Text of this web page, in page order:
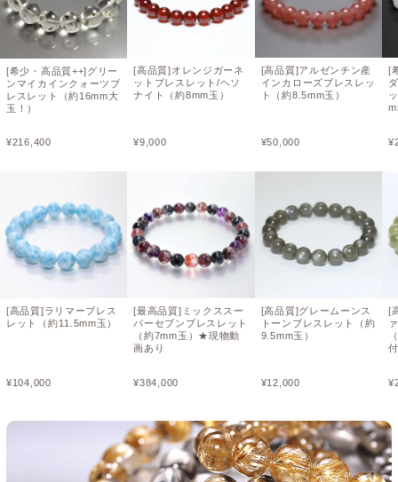
[希少・高品質++]グリー
ンマイカインクォーツブ
レスレット（約16mm大
玉！）
¥216,400
[高品質]ラリマーブレス
レット（約11.5mm玉）
¥104,000
[高品質]オレンジガーネ
ットブレスレット/ヘソ
ナイト（約8mm玉）
¥9,000
[最高品質]ミックススー
パーセブンブレスレット
（約7mm玉）★現物動
画あり
¥384,000
[高品質]アルゼンチン産
インカローズブレスレッ
ト（約8.5mm玉）
¥50,000
[高品質]グレームーンス
トーンブレスレット（約
9.5mm玉）
¥12,000
[
¥
[
¥